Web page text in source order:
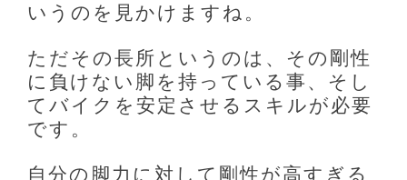
いうのを見かけますね。
ただその長所というのは、その剛性
に負けない脚を持っている事、そし
てバイクを安定させるスキルが必要
です。
自分の脚力に対して剛性が高すぎる